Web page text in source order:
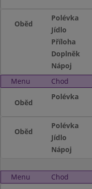
Oběd
Polévka
Jídlo
Příloha
Doplněk
Nápoj
Menu
Chod
Oběd
Polévka
Oběd
Polévka
Jídlo
Nápoj
Menu Chod